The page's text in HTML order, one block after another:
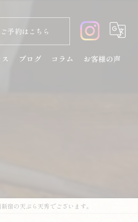
ご予約はこちら
ブログ コラム お客様の声
宿の天ぷら天秀でございます。